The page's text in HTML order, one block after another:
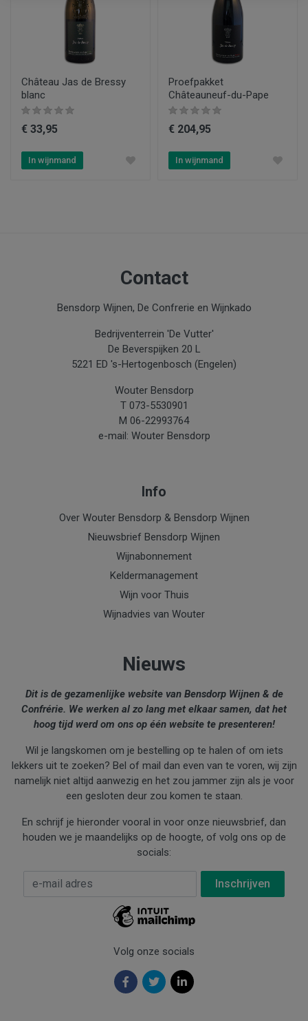
Château Jas de Bressy
blanc
€ 33,95
In wijnmand
Proefpakket
Châteauneuf-du-Pape
€ 204,95
In wijnmand
Contact
Bensdorp Wijnen, De Confrerie en Wijnkado
Bedrijventerrein 'De Vutter'
De Beverspijken 20 L
5221 ED 's-Hertogenbosch (Engelen)
Wouter Bensdorp
T 073-5530901
M 06-22993764
e-mail: Wouter Bensdorp
Info
Over Wouter Bensdorp & Bensdorp Wijnen
Nieuwsbrief Bensdorp Wijnen
Wijnabonnement
Keldermanagement
Wijn voor Thuis
Wijnadvies van Wouter
Nieuws
Dit is de gezamenlijke website van Bensdorp Wijnen & de
Confrérie. We werken al zo lang met elkaar samen, dat het
hoog tijd werd om ons op één website te presenteren!
Wil je langskomen om je bestelling op te halen of om iets
lekkers uit te zoeken? Bel of mail dan even van te voren, wij zijn
namelijk niet altijd aanwezig en het zou jammer zijn als je voor
een gesloten deur zou komen te staan.
En schrijf je hieronder vooral in voor onze nieuwsbrief, dan
houden we je maandelijks op de hoogte, of volg ons op de
socials:
E-mail Adres
Volg onze socials